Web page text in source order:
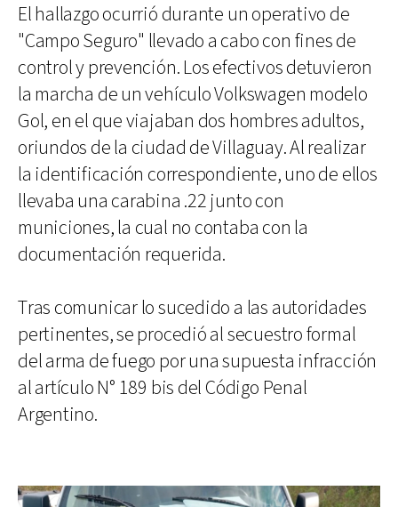
El hallazgo ocurrió durante un operativo de
"Campo Seguro" llevado a cabo con fines de
control y prevención. Los efectivos detuvieron
la marcha de un vehículo Volkswagen modelo
Gol, en el que viajaban dos hombres adultos,
oriundos de la ciudad de Villaguay. Al realizar
la identificación correspondiente, uno de ellos
llevaba una carabina .22 junto con
municiones, la cual no contaba con la
documentación requerida.
Tras comunicar lo sucedido a las autoridades
pertinentes, se procedió al secuestro formal
del arma de fuego por una supuesta infracción
al artículo N° 189 bis del Código Penal
Argentino.